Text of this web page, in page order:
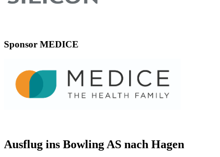
Sponsor MEDICE
Ausflug ins Bowling AS nach Hagen